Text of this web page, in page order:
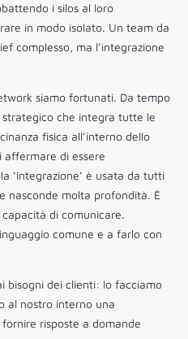
i silos al loro
in modo isolato. Un team da
complesso, ma l’integrazione
siamo fortunati. Da tempo
che integra tutte le
fisica all’interno dello
affermare di essere
‘integrazione’ è usata da tutti
nasconde molta profondità. È
di comunicare.
comune e a farlo con
bisogni dei clienti: lo facciamo
al nostro interno una
fornire risposte a domande